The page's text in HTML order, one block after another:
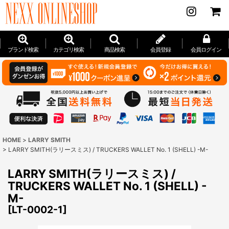
ブランド検索 カテゴリ検索 商品検索 会員登録 会員ログイン
HOME > LARRY SMITH
> LARRY SMITH(ラリースミス) / TRUCKERS WALLET No. 1 (SHELL) -M-
LARRY SMITH(ラリースミス) /
TRUCKERS WALLET No. 1 (SHELL) -
M-
[LT-0002-1]